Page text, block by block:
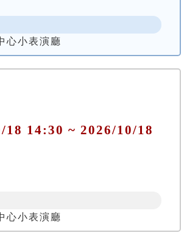
心小表演廳
18 14:30 ~ 2026/10/18
心小表演廳